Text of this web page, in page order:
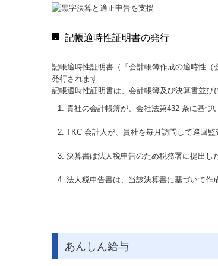
記帳適時性証明書の発行
記帳適時性証明書（「会計帳簿作成の適時性
発行されます
記帳適時性証明書は、会計帳簿及び決算書並び
貴社の会計帳簿が、会社法第432 条に基づ
TKC 会計人が、貴社を毎月訪問して巡回
決算書は法人税申告のため税務署に提出し
法人税申告書は、当該決算書に基づいて作
あんしん給与